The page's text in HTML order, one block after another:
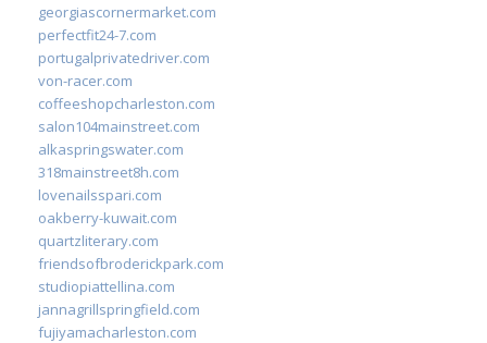
georgiascornermarket.com
perfectfit24-7.com
portugalprivatedriver.com
von-racer.com
coffeeshopcharleston.com
salon104mainstreet.com
alkaspringswater.com
318mainstreet8h.com
lovenailsspari.com
oakberry-kuwait.com
quartzliterary.com
friendsofbroderickpark.com
studiopiattellina.com
jannagrillspringfield.com
fujiyamacharleston.com